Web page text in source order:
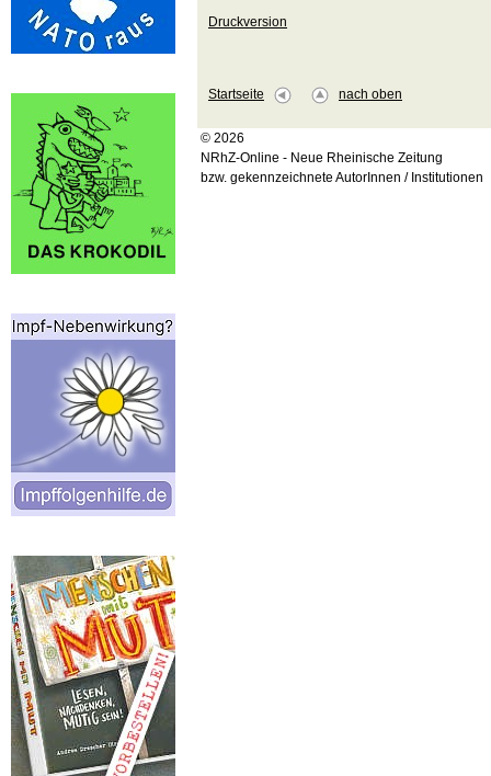
Druckversion
Startseite nach oben
© 2026
NRhZ-Online - Neue Rheinische Zeitung
bzw. gekennzeichnete AutorInnen / Institutionen